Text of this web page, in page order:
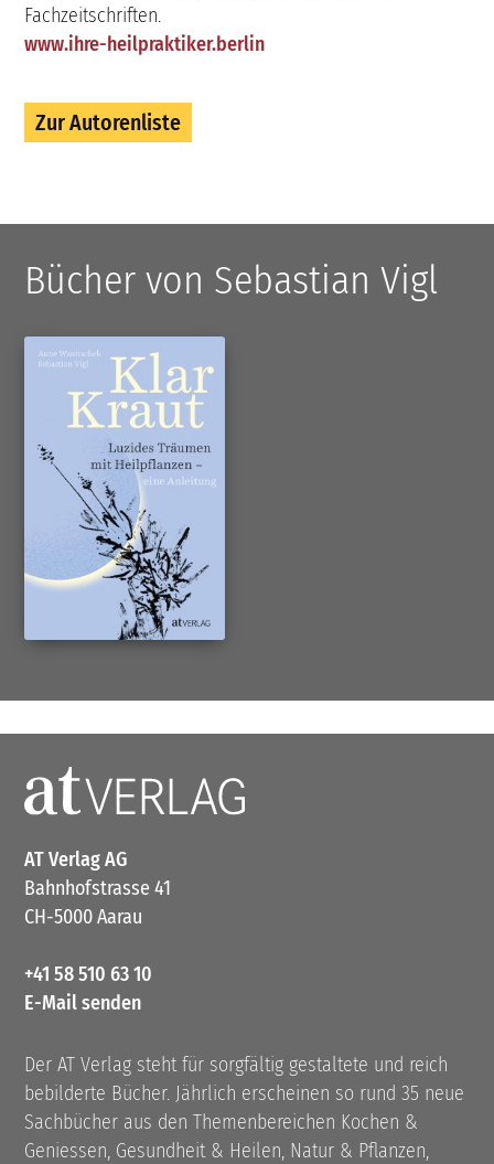
Fachzeitschriften.
www.ihre-heilpraktiker.berlin
Zur Autorenliste
Bücher von Sebastian Vigl
AT Verlag AG
Bahnhofstrasse 41
CH-5000 Aarau
+41 58 510 63 10
E-Mail senden
Der AT Verlag steht für sorgfältig gestaltete und reich
bebilderte Bücher. Jährlich erscheinen so rund 35 neue
Sachbücher aus den Themenbereichen Kochen &
Geniessen, Gesundheit & Heilen, Natur & Pflanzen,